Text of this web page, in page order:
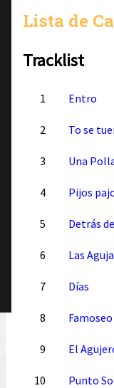
Lista de
Tracklist
1 Entro
2 To se
3 Una
4 Pijos
5 Detrás
6 Las
7 Días
8
9 El
10 Punto